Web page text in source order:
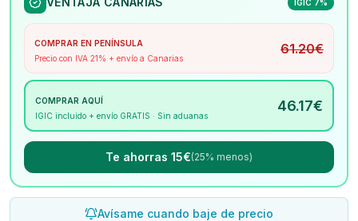
IGIC 7%
COMPRAR EN PENÍNSULA
Precio con IVA 21% + envío a Canarias
61.20€
COMPRAR AQUÍ
IGIC incluido + envío GRATIS · Sin aduanas
46.17€
Te ahorras 15€(25% menos)
Avísame cuando baje de precio